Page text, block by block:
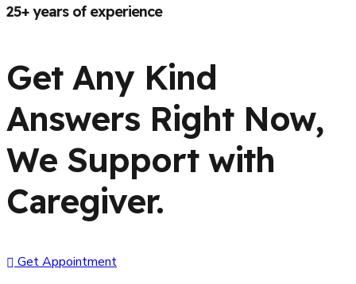
25+ years of experience
Get Any Kind
Answers Right Now,
We Support with
Caregiver.
Get Appointment